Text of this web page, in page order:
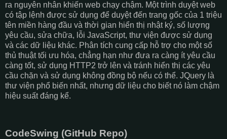
ra nguyên nhân khiến web chạy chậm. Một trình duyệt web
có tập lệnh được sử dụng để duyệt đến trang gốc của 1 triệu
tên miền hàng đầu và thời gian hiển thị nhật ký, số lượng
yêu cầu, sửa chữa, lỗi JavaScript, thư viện được sử dụng
và các dữ liệu khác. Phân tích cung cấp hỗ trợ cho một số
thủ thuật tối ưu hóa, chẳng hạn như đưa ra càng ít yêu cầu
càng tốt, sử dụng HTTP2 trở lên và tránh hiển thị các yêu
cầu chặn và sử dụng không đồng bộ nếu có thể. JQuery là
thư viện phổ biến nhất, nhưng dữ liệu cho biết nó làm chậm
hiệu suất đáng kể.
CodeSwing (GitHub Repo)